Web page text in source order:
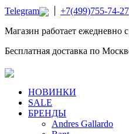
Telegram
+7(499)755-74-27
Магазин работает ежедневно
Бесплатная доставка по
НОВИНКИ
SALE
БРЕНДЫ
Andres Gallardo